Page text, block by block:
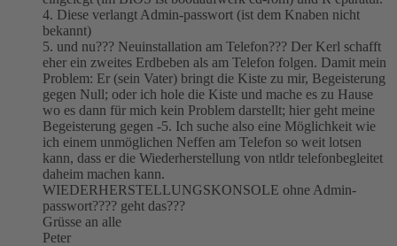
4. Diese verlangt Admin-passwort (ist dem Knaben nicht
bekannt)
5. und nu??? Neuinstallation am Telefon??? Der Kerl schafft
eher ein zweites Erdbeben als am Telefon folgen. Damit mein
Problem: Er (sein Vater) bringt die Kiste zu mir, Begeisterung
gegen Null; oder ich hole die Kiste und mache es zu Hause
wo es dann für mich kein Problem darstellt; hier geht meine
Begeisterung gegen -5. Ich suche also eine Möglichkeit wie
ich einem unmöglichen Neffen am Telefon so weit lotsen
kann, dass er die Wiederherstellung von ntldr telefonbegleitet
daheim machen kann.
WIEDERHERSTELLUNGSKONSOLE ohne Admin-
passwort???? geht das???
Grüsse an alle
Peter